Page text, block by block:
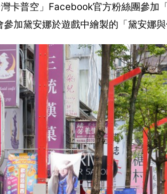
卡普空」Facebook官方粉絲團參加
加黛安娜於遊戲中繪製的「黛安娜